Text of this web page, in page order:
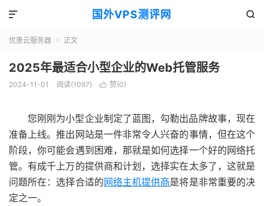
国外VPS测评网 

优惠云服务器  正文
2025年最适合小型企业的Web托管服务
2024-11-01 阅读(1097)  赞(0)
您刚刚为小型企业制定了蓝图，勾勒出品牌故事，现在
准备上线。推出网站是一件非常令人兴奋的事情，但在这个
阶段，你可能会遇到困难，那就是如何选择一个好的网络托
管。有成千上万的提供商和计划，选择实在太多了，这就是
问题所在：选择合适的网络主机提供商是将是非常重要的决
定之一。